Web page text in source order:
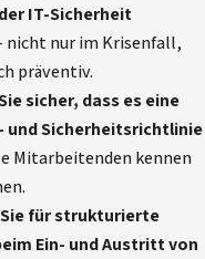
IT-Sicherheit
nicht nur im Krisenfall,
präventiv.
sicher, dass es eine
und Sicherheitsrichtlinie
Mitarbeitenden kennen
für strukturierte
Ein- und Austritt von